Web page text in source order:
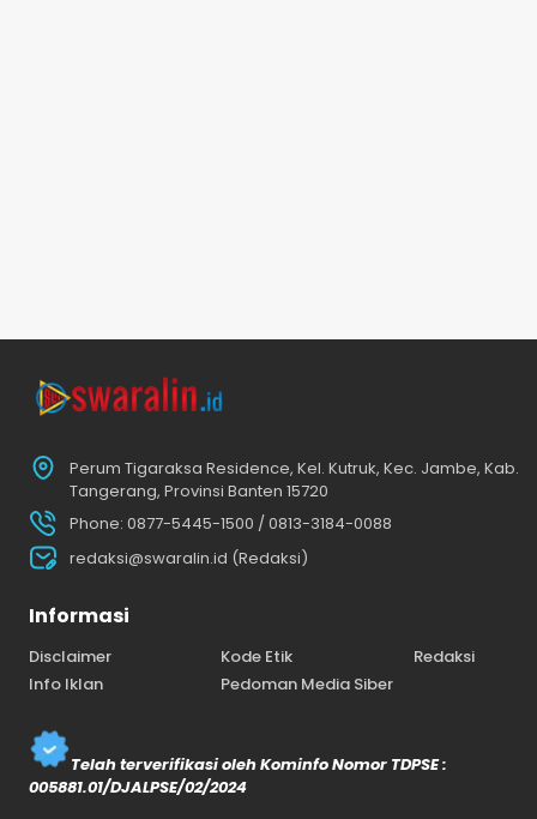
Perum Tigaraksa Residence, Kel. Kutruk, Kec. Jambe, Kab.
Tangerang, Provinsi Banten 15720
Phone: 0877-5445-1500 / 0813-3184-0088
redaksi@swaralin.id (Redaksi)
Informasi
Disclaimer Kode Etik
Redaksi
Info Iklan
Pedoman Media Siber
Telah terverifikasi oleh Kominfo Nomor TDPSE :
005881.01/DJALPSE/02/2024